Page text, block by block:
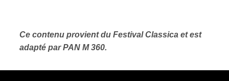
Ce contenu provient du Festival Classica et est
adapté par PAN M 360.